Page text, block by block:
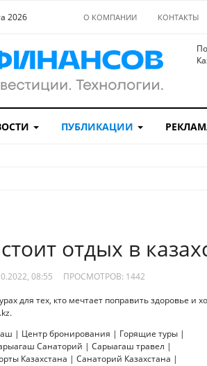
2026 О КОМПАНИИ КОНТАКТЫ
ПУБЛИКАЦИИ
отдых в
08:55 ПРОСМОТРОВ: 1442
для тех, кто мечтает поправить здоровье и